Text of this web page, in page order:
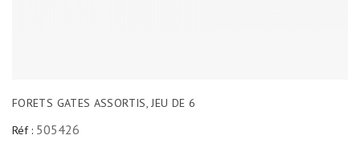
FORETS GATES ASSORTIS, JEU DE 6
Réf : 505426